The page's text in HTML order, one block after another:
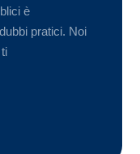
è
pratici. Noi